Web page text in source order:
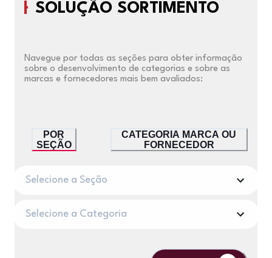
SOLUÇÃO SORTIMENTO
Navegue por todas as seções para obter informação
sobre o desenvolvimento de categorias e sobre as
marcas e fornecedores mais bem avaliados:
POR
SEÇÃO
CATEGORIA MARCA OU
FORNECEDOR
Selecione a Seção
Selecione a Categoria